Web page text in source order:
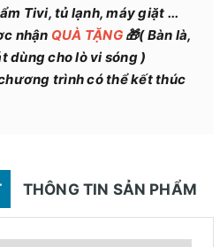
Tivi, tủ lạnh, máy giặt ...
nhận QUÀ TẶNG 🎁( Bàn là,
dùng cho lò vi sóng )
trình có thể kết thúc
THÔNG TIN SẢN PHẨM